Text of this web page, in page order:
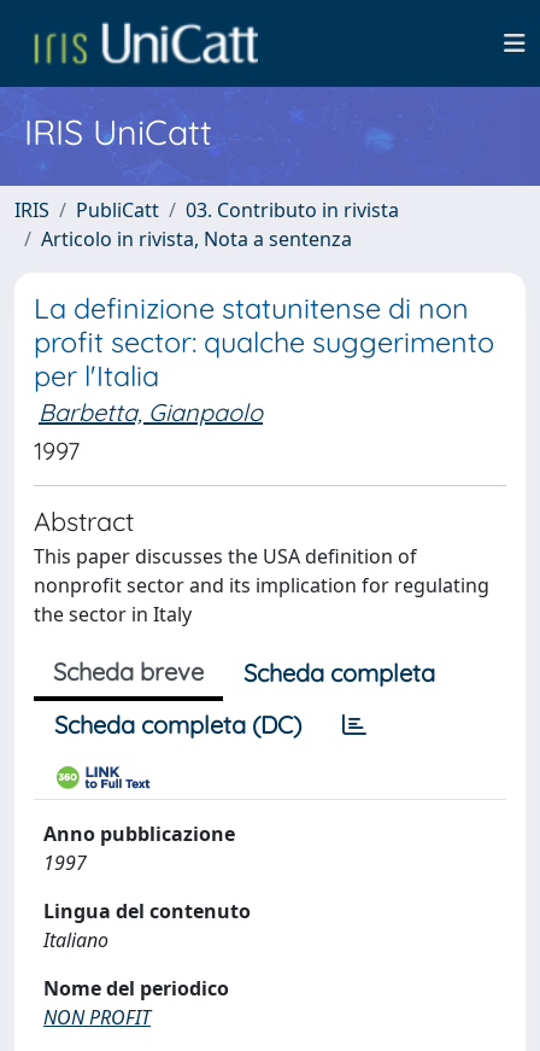
IRIS UniCatt
IRIS PubliCatt
03. Contributo in rivista
Articolo in rivista, Nota a sentenza
La definizione statunitense di non
profit sector: qualche suggerimento
per l'Italia
Barbetta, Gianpaolo
1997
Abstract
This paper discusses the USA definition of
nonprofit sector and its implication for regulating
the sector in Italy
Scheda breve
Scheda completa
Scheda completa (DC)
Anno pubblicazione
1997
Lingua del contenuto
Italiano
Nome del periodico
NON PROFIT